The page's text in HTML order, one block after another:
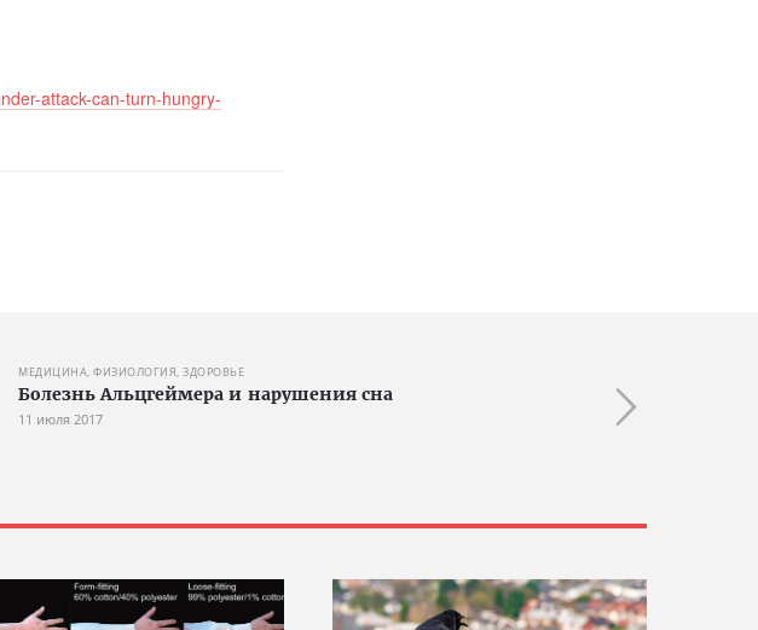
attack-can-turn-hungry-
МЕДИЦИНА, ФИЗИОЛОГИЯ, ЗДОРОВЬЕ
Болезнь Альцгеймера и нарушения сна
11 июля 2017